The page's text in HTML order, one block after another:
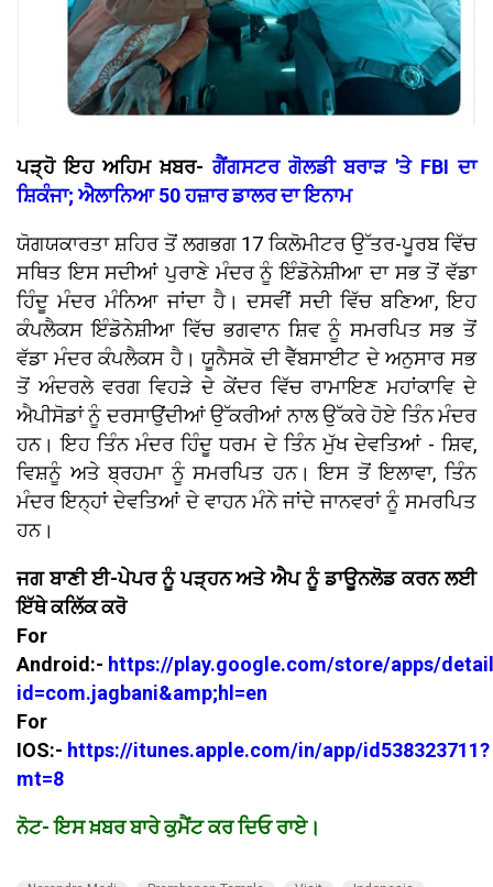
ਪੜ੍ਹੋ ਇਹ ਅਹਿਮ ਖ਼ਬਰ-ਗੈਂਗਸਟਰ ਗੋਲਡੀ ਬਰਾੜ 'ਤੇ FBI ਦਾ
ਸ਼ਿਕੰਜਾ; ਐਲਾਨਿਆ 50 ਹਜ਼ਾਰ ਡਾਲਰ ਦਾ ਇਨਾਮ
ਯੋਗਯਕਾਰਤਾ ਸ਼ਹਿਰ ਤੋਂ ਲਗਭਗ 17 ਕਿਲੋਮੀਟਰ ਉੱਤਰ-ਪੂਰਬ ਵਿੱਚ
ਸਥਿਤ ਇਸ ਸਦੀਆਂ ਪੁਰਾਣੇ ਮੰਦਰ ਨੂੰ ਇੰਡੋਨੇਸ਼ੀਆ ਦਾ ਸਭ ਤੋਂ ਵੱਡਾ
ਹਿੰਦੂ ਮੰਦਰ ਮੰਨਿਆ ਜਾਂਦਾ ਹੈ। ਦਸਵੀਂ ਸਦੀ ਵਿੱਚ ਬਣਿਆ, ਇਹ
ਕੰਪਲੈਕਸ ਇੰਡੋਨੇਸ਼ੀਆ ਵਿੱਚ ਭਗਵਾਨ ਸ਼ਿਵ ਨੂੰ ਸਮਰਪਿਤ ਸਭ ਤੋਂ
ਵੱਡਾ ਮੰਦਰ ਕੰਪਲੈਕਸ ਹੈ। ਯੂਨੈਸਕੋ ਦੀ ਵੈੱਬਸਾਈਟ ਦੇ ਅਨੁਸਾਰ ਸਭ
ਤੋਂ ਅੰਦਰਲੇ ਵਰਗ ਵਿਹੜੇ ਦੇ ਕੇਂਦਰ ਵਿੱਚ ਰਾਮਾਇਣ ਮਹਾਂਕਾਵਿ ਦੇ
ਐਪੀਸੋਡਾਂ ਨੂੰ ਦਰਸਾਉਂਦੀਆਂ ਉੱਕਰੀਆਂ ਨਾਲ ਉੱਕਰੇ ਹੋਏ ਤਿੰਨ ਮੰਦਰ
ਹਨ। ਇਹ ਤਿੰਨ ਮੰਦਰ ਹਿੰਦੂ ਧਰਮ ਦੇ ਤਿੰਨ ਮੁੱਖ ਦੇਵਤਿਆਂ - ਸ਼ਿਵ,
ਵਿਸ਼ਨੂੰ ਅਤੇ ਬ੍ਰਹਮਾ ਨੂੰ ਸਮਰਪਿਤ ਹਨ। ਇਸ ਤੋਂ ਇਲਾਵਾ, ਤਿੰਨ
ਮੰਦਰ ਇਨ੍ਹਾਂ ਦੇਵਤਿਆਂ ਦੇ ਵਾਹਨ ਮੰਨੇ ਜਾਂਦੇ ਜਾਨਵਰਾਂ ਨੂੰ ਸਮਰਪਿਤ
ਹਨ।
ਜਗ ਬਾਣੀ ਈ-ਪੇਪਰ ਨੂੰ ਪੜ੍ਹਨ ਅਤੇ ਐਪ ਨੂੰ ਡਾਊਨਲੋਡ ਕਰਨ ਲਈ
ਇੱਥੇ ਕਲਿੱਕ ਕਰੋ
For
Android:- https://play.google.com/store/apps/
id=com.jagbani&amp;hl=en
For
IOS:- https://itunes.apple.com/in/app/id538323711?
mt=8
ਨੋਟ- ਇਸ ਖ਼ਬਰ ਬਾਰੇ ਕੁਮੈਂਟ ਕਰ ਦਿਓ ਰਾਏ।